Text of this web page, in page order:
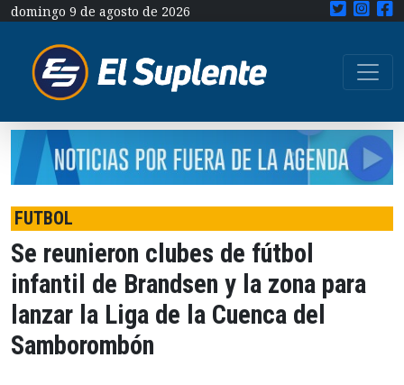
domingo 9 de agosto de 2026
FUTBOL
Se reunieron clubes de fútbol
infantil de Brandsen y la zona para
lanzar la Liga de la Cuenca del
Samborombón